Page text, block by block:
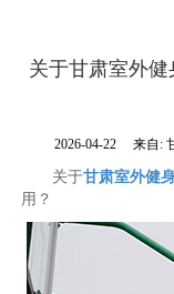
关于甘肃室外
2026-04-22 来自:
关于甘肃室外健
用？